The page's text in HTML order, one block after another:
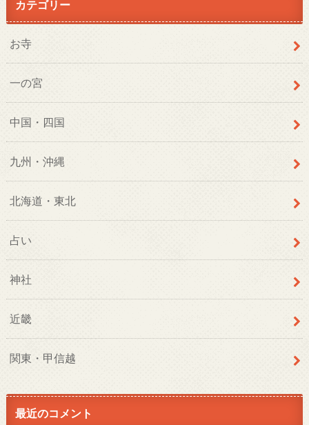
カテゴリー
お寺
一の宮
中国・四国
九州・沖縄
北海道・東北
占い
神社
近畿
関東・甲信越
最近のコメント